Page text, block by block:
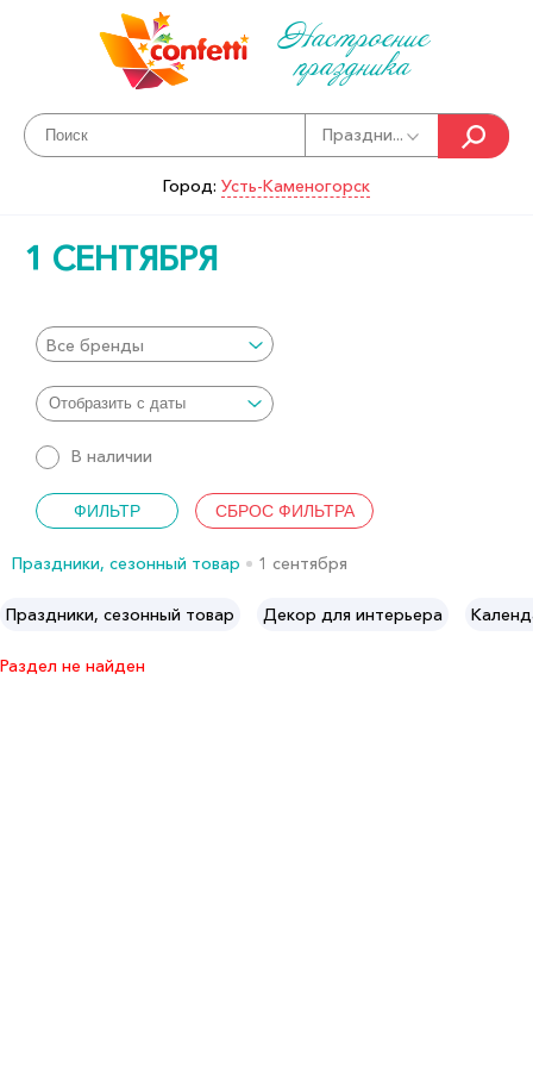
Настроение
праздника
Праздни...
Город: Усть-Каменогорск
1 СЕНТЯБРЯ
Все бренды
В наличии
Праздники, сезонный товар 1 сентября
Праздники, сезонный товар Декор для интерьера
Раздел не найден